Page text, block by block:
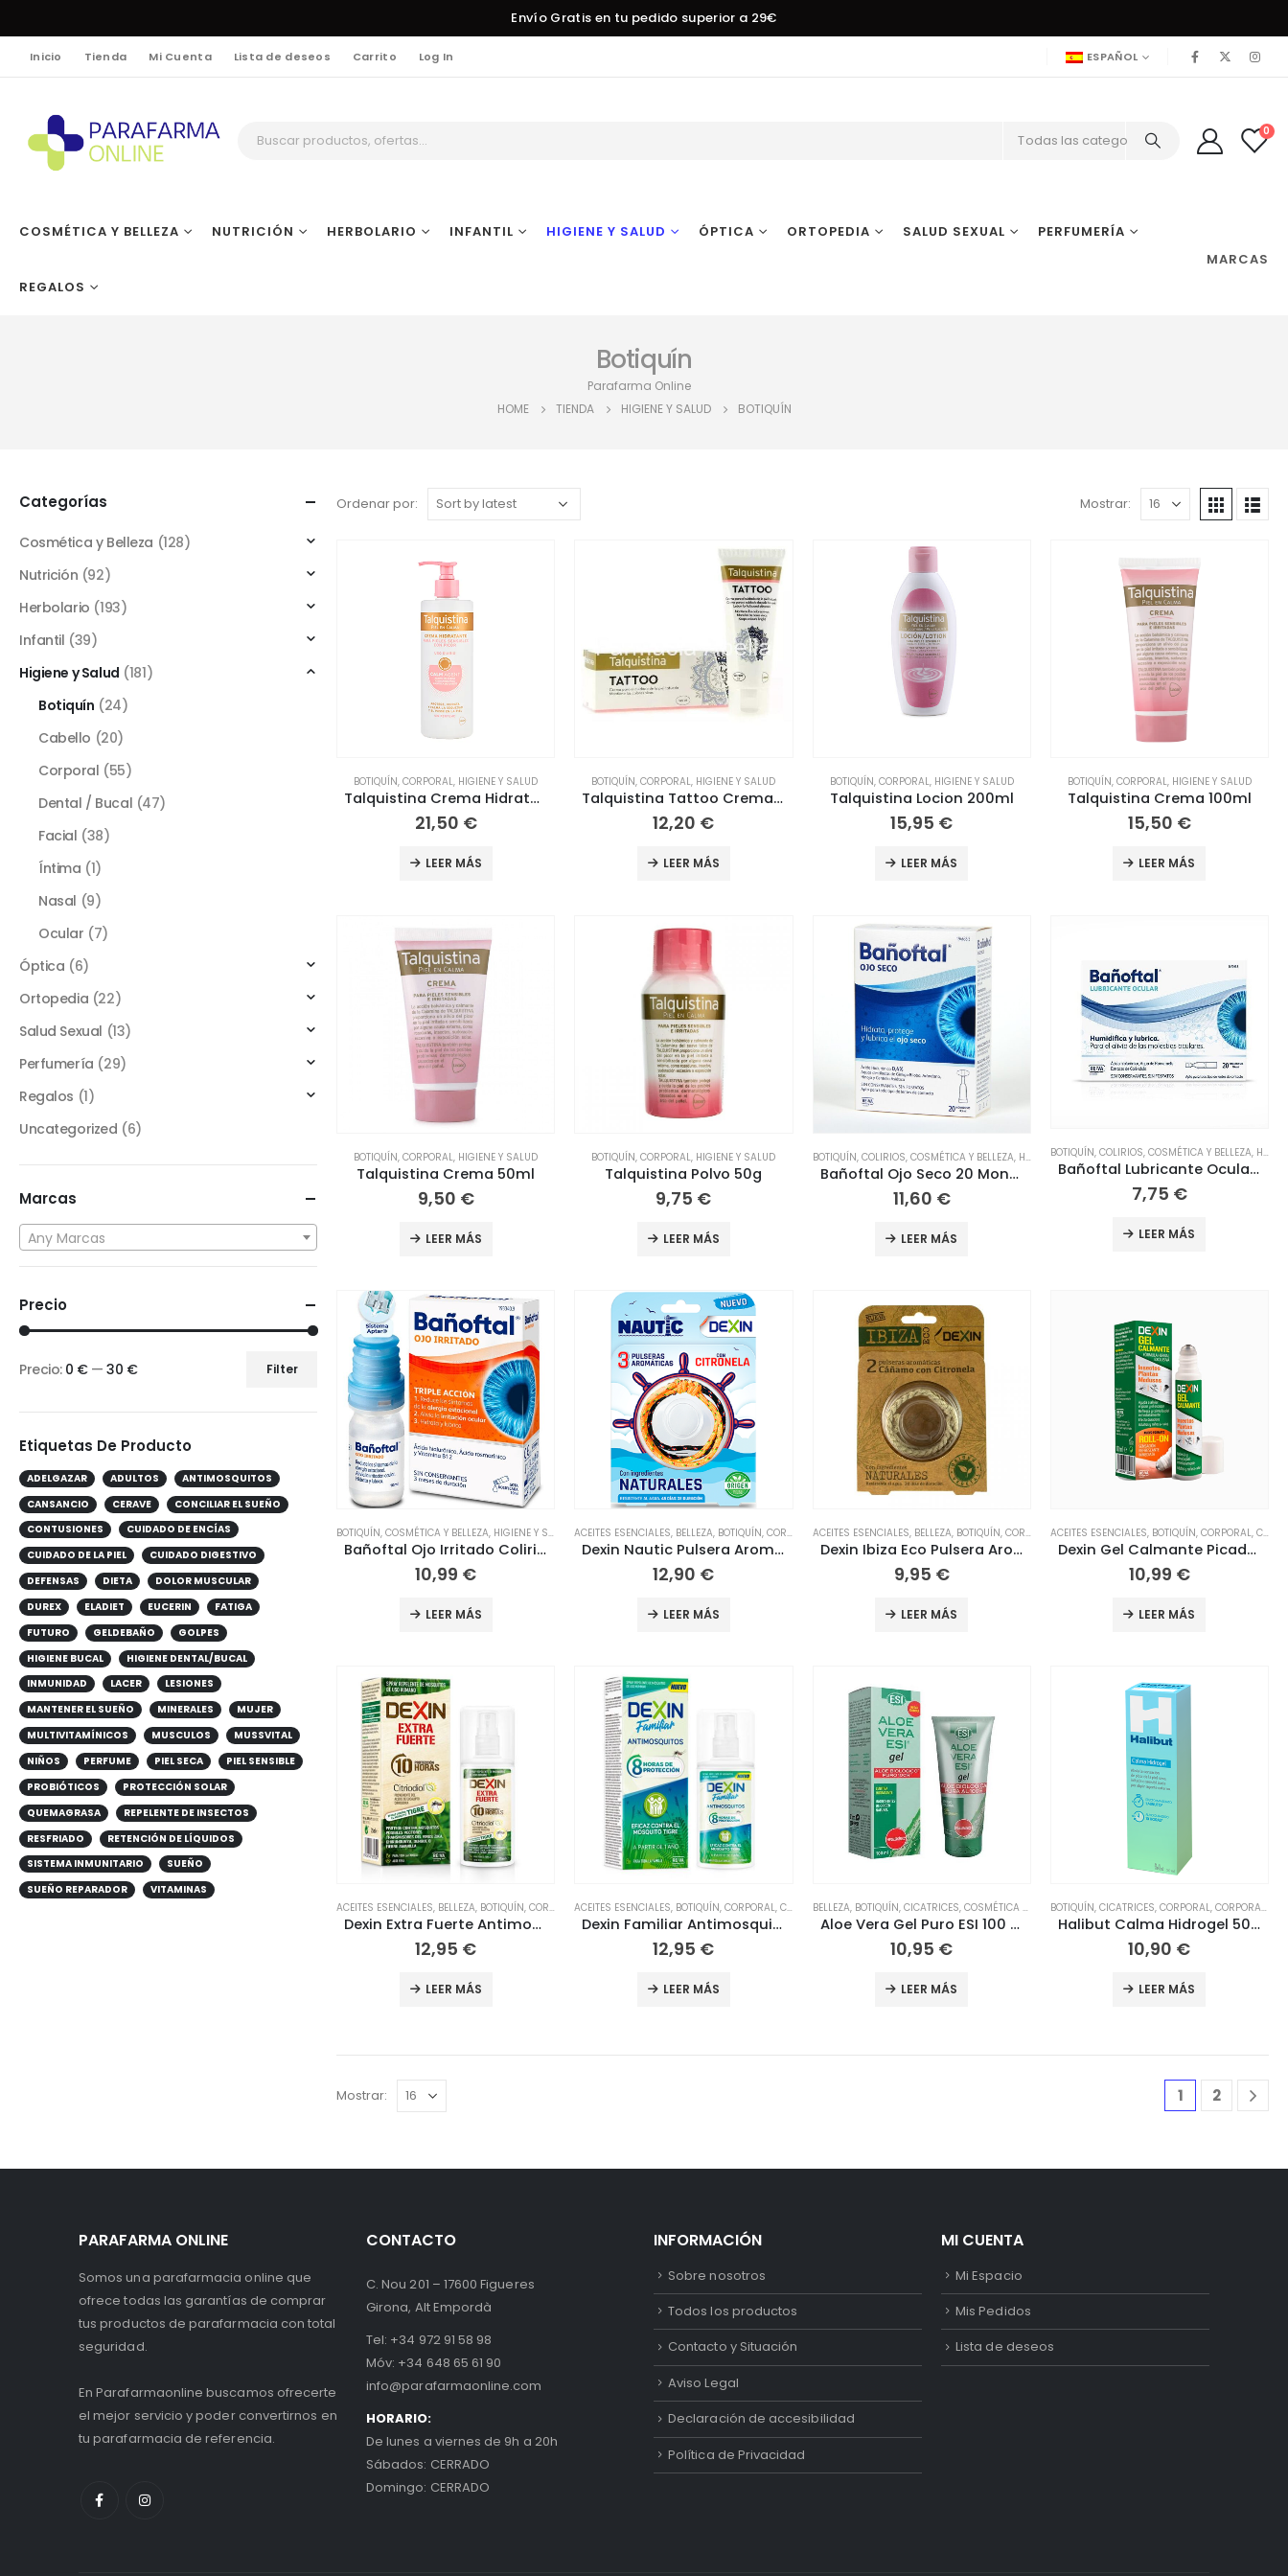
Envío Gratis en tu pedido superior a 29€
Inicio Tienda Mi Cuenta Lista de deseos Carrito Log In ESPAÑOL
Todas las categorías
0
COSMÉTICA Y BELLEZA NUTRICIÓN HERBOLARIO INFANTIL HIGIENE Y SALUD ÓPTICA ORTOPEDIA SALUD SEXUAL PERFUMERÍA
REGALOS
MARCAS
Botiquín
Parafarma Online
HOME
TIENDA HIGIENE Y SALUD BOTIQUÍN
Ordenar por: Mostrar:
BOTIQUÍN,CORPORAL, HIGIENE Y SALUD
Talquistina Crema Hidratante Piel con Picor 400ml
21,50 €
LEER MÁS
BOTIQUÍN,CORPORAL, HIGIENE Y SALUD
Talquistina Tattoo Crema SPF25 70g
12,20 €
LEER MÁS
BOTIQUÍN, CORPORAL, HIGIENE Y SALUD
Talquistina Locion 200ml
15,95 €
LEER MÁS
BOTIQUÍN, CORPORAL, HIGIENE Y SALUD
Talquistina Crema 100ml
15,50 €
LEER MÁS
BOTIQUÍN,CORPORAL, HIGIENE Y SALUD
Talquistina Crema 50ml
9,50 €
LEER MÁS
BOTIQUÍN,CORPORAL, HIGIENE Y SALUD
Talquistina Polvo 50g
9,75 €
LEER MÁS
BOTIQUÍN, COLIRIOS, COSMÉTICA Y BELLEZA, HIGIENE ,HIGIENE Y SALUD,INFANTIL ,OCULAR,OJOS,
Bañoftal Ojo Seco 20 Monodosis
11,60 €
LEER MÁS
BOTIQUÍN, COLIRIOS, COSMÉTICA Y BELLEZA, HIGIENE Y SALUD
Bañoftal Lubricante Ocular 20 Monodosis
7,75 €
LEER MÁS
BOTIQUÍN, COSMÉTICA Y BELLEZA, HIGIENE Y SALUD ,OCULAR,OJOS
Bañoftal Ojo Irritado Colirio 10 ml
10,99 €
LEER MÁS
ACEITES ESENCIALES, BELLEZA, BOTIQUÍN,CORPORAL ,CORPORAL,COSMÉTICA NATURAL,COSMÉTICA Y BELLEZA ,HERBOLARIO ,HIGIENE, HIGIENE Y SALUD
Dexin Nautic Pulsera Aromática con Citronela 3 Unidades
12,90 €
LEER MÁS
ACEITES ESENCIALES, BELLEZA, BOTIQUÍN, CORPORAL ,CORPORAL,COSMÉTICA NATURAL,COSMÉTICA Y
Dexin Ibiza Eco Pulsera Aromática Antimosquitos, 2 uds
9,95 €
LEER MÁS
ACEITES ESENCIALES, BOTIQUÍN, CORPORAL, CORPORAL
Dexin Gel Calmante Picaduras Roll-On 10ml
10,99 €
LEER MÁS
ACEITES ESENCIALES, BELLEZA, BOTIQUÍN, CORPORAL ,CORPORAL,COSMÉTICA NATURAL,COSMÉTICA Y BELLEZA, HERBOLARIO,HIGIENE, HIGIENE Y SALUD INFANTIL
Dexin Extra Fuerte Antimosquitos Spray 75ml
12,95 €
LEER MÁS
ACEITES ESENCIALES, BOTIQUÍN,CORPORAL,CORPORAL ,COSMÉTICA NATURAL,COSMÉTICA Y BELLEZA ,HERBOLARIO,HIGIENE, HIGIENE Y SALUD,INFANTIL
Dexin Familiar Antimosquitos Spray 100ml
12,95 €
LEER MÁS
BELLEZA, BOTIQUÍN, CICATRICES, COSMÉTICA NATURAL ,COSMÉTICA Y BELLEZA,HERBOLARIO,HIGIENE
Aloe Vera Gel Puro ESI 100 ml
10,95 €
LEER MÁS
BOTIQUÍN, CICATRICES, CORPORAL, CORPORAL ,
Halibut Calma Hidrogel 50ml
10,90 €
LEER MÁS
Mostrar: 1 2
Categorías
Cosmética y Belleza (128)
Nutrición (92)
Herbolario (193)
Infantil (39)
Higiene y Salud (181)
Botiquín (24)
Cabello (20)
Corporal (55)
Dental / Bucal (47)
Facial (38)
Íntima (1)
Nasal (9)
Ocular (7)
Óptica (6)
Ortopedia (22)
Salud Sexual (13)
Perfumería (29)
Regalos (1)
Uncategorized (6)
Marcas
Any Marcas
Precio
Filter
Precio: 0 €—30 €
Etiquetas De Producto
ADELGAZAR ADULTOS
ANTIMOSQUITOS
CANSANCIO
CERAVE
CONCILIAR EL SUEÑO
CONTUSIONES
CUIDADO DE ENCÍAS
CUIDADO DE LA PIEL
CUIDADO DIGESTIVO
DEFENSAS
DIETA
DOLOR MUSCULAR
DUREX
ELADIET EUCERIN
FATIGA
FUTURO
GELDEBAÑO
GOLPES
HIGIENE BUCAL
HIGIENE DENTAL/BUCAL
INMUNIDAD
LACER
LESIONES
MANTENER EL SUEÑO
MINERALES
MUJER
MULTIVITAMÍNICOS
MUSCULOS
MUSSVITAL
NIÑOS
PERFUME PIEL SECA
PIEL SENSIBLE
PROBIÓTICOS
PROTECCIÓN SOLAR
QUEMAGRASA
REPELENTE DE INSECTOS
RESFRIADO
RETENCIÓN DE LÍQUIDOS
SISTEMA INMUNITARIO
SUEÑO
SUEÑO REPARADOR
VITAMINAS
PARAFARMA ONLINE
Somos una parafarmacia online que
ofrece todas las garantías de comprar
tus productos de parafarmacia con total
seguridad.
En Parafarmaonline buscamos ofrecerte
el mejor servicio y poder convertirnos en
tu parafarmacia de referencia.
CONTACTO
C. Nou 201 – 17600 Figueres
Girona, Alt Empordà
Tel: +34 972 91 58 98
Móv: +34 648 65 61 90
info@parafarmaonline.com
HORARIO:
De lunes a viernes de 9h a 20h
Sábados: CERRADO
Domingo: CERRADO
INFORMACIÓN
Sobre nosotros
Todos los productos
Contacto y Situación
Aviso Legal
Declaración de accesibilidad
Política de Privacidad
MI CUENTA
Mi Espacio
Mis Pedidos
Lista de deseos